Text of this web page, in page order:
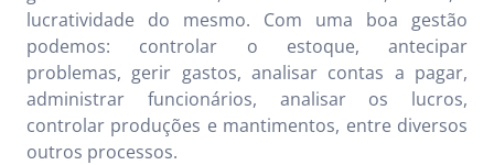
lucratividade do mesmo. Com uma boa gestão
podemos: controlar o estoque, antecipar
problemas, gerir gastos, analisar contas a pagar,
administrar funcionários, analisar os lucros,
controlar produções e mantimentos, entre diversos
outros processos.